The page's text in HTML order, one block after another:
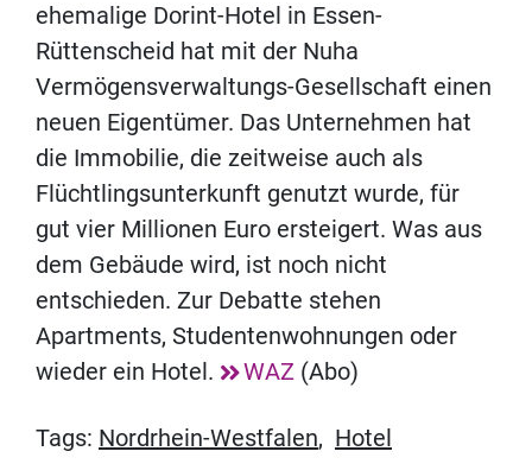
ehemalige Dorint-Hotel in Essen-
Rüttenscheid hat mit der Nuha
Vermögensverwaltungs-Gesellschaft einen
neuen Eigentümer. Das Unternehmen hat
die Immobilie, die zeitweise auch als
Flüchtlingsunterkunft genutzt wurde, für
gut vier Millionen Euro ersteigert. Was aus
dem Gebäude wird, ist noch nicht
entschieden. Zur Debatte stehen
Apartments, Studentenwohnungen oder
wieder ein Hotel.
WAZ (Abo)
Tags: Nordrhein-Westfalen, Hotel